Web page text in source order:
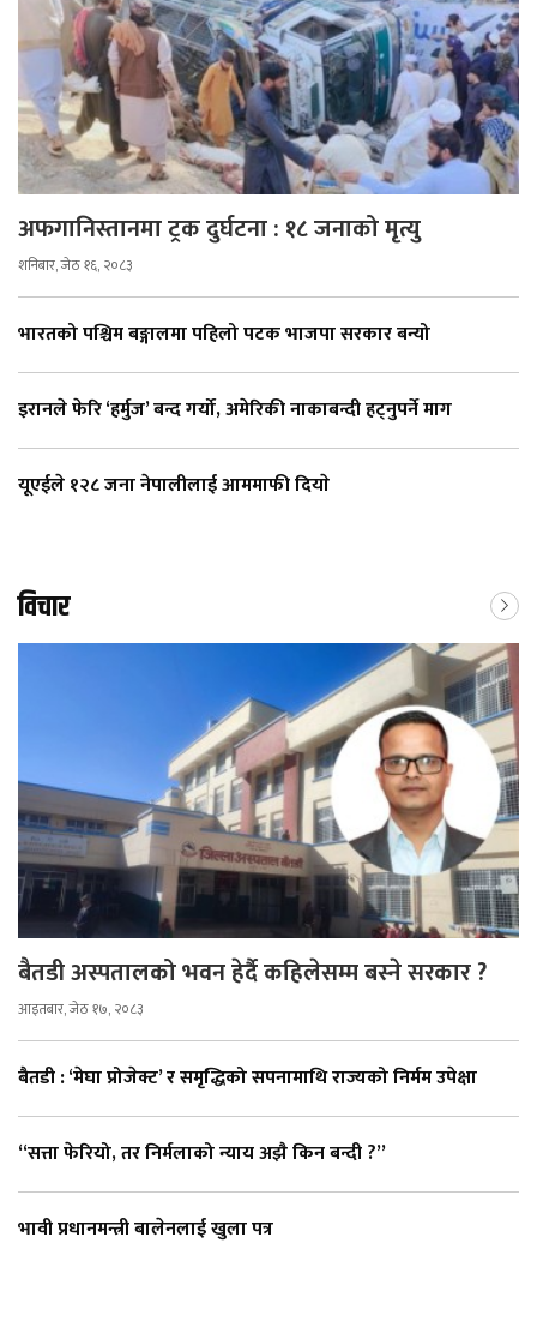
अफगानिस्तानमा ट्रक दुर्घटना : १८ जनाको मृत्यु
शनिबार, जेठ १६, २०८३
भारतको पश्चिम बङ्गालमा पहिलो पटक भाजपा सरकार बन्यो
इरानले फेरि ‘हर्मुज’ बन्द गर्यो, अमेरिकी नाकाबन्दी हट्नुपर्ने माग
यूएईले १२८ जना नेपालीलाई आममाफी दियाे
विचार
बैतडी अस्पतालको भवन हेर्दै कहिलेसम्म बस्ने सरकार ?
आइतबार, जेठ १७, २०८३
बैतडी : ‘मेघा प्रोजेक्ट’ र समृद्धिको सपनामाथि राज्यको निर्मम उपेक्षा
“सत्ता फेरियो, तर निर्मलाको न्याय अझै किन बन्दी ?”
भावी प्रधानमन्त्री बालेनलाई खुला पत्र